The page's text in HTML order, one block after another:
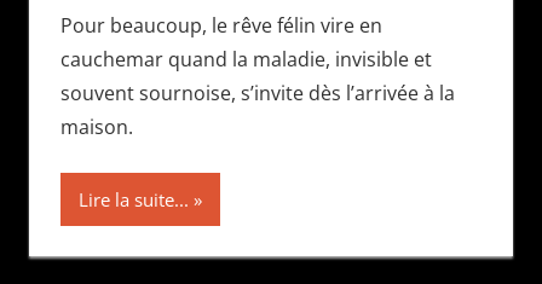
Pour beaucoup, le rêve félin vire en
cauchemar quand la maladie, invisible et
souvent sournoise, s’invite dès l’arrivée à la
maison.
Lire la suite...